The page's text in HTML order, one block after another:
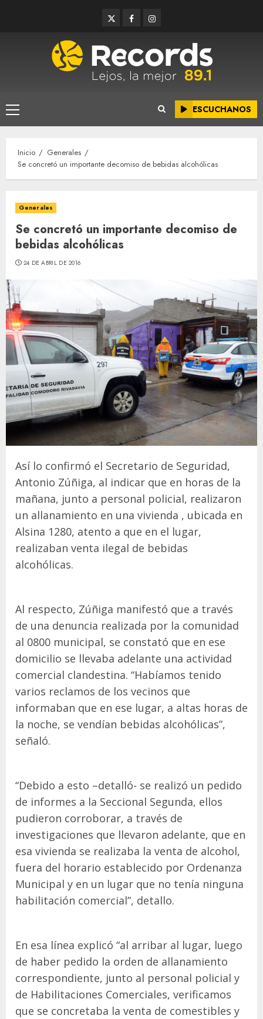
TwitterFacebookInstagram
Menú
principal
ESCUCHANOS
Inicio
Generales
Se concretó un importante decomiso de bebidas alcohólicas
Generales
Se concretó un importante decomiso de
bebidas alcohólicas
24 DE ABRIL DE 2016
Así lo confirmó el Secretario de Seguridad,
Antonio Zúñiga, al indicar que en horas de la
mañana, junto a personal policial, realizaron
un allanamiento en una vivienda , ubicada en
Alsina 1280, atento a que en el lugar,
realizaban venta ilegal de bebidas
alcohólicas.
Al respecto, Zúñiga manifestó que a través
de una denuncia realizada por la comunidad
al 0800 municipal, se constató que en ese
domicilio se llevaba adelante una actividad
comercial clandestina. “Habíamos tenido
varios reclamos de los vecinos que
informaban que en ese lugar, a altas horas de
la noche, se vendían bebidas alcohólicas”,
señaló.
“Debido a esto –detalló- se realizó un pedido
de informes a la Seccional Segunda, ellos
pudieron corroborar, a través de
investigaciones que llevaron adelante, que en
esa vivienda se realizaba la venta de alcohol,
fuera del horario establecido por Ordenanza
Municipal y en un lugar que no tenía ninguna
habilitación comercial”, detallo.
En esa línea explicó “al arribar al lugar, luego
de haber pedido la orden de allanamiento
correspondiente, junto al personal policial y
de Habilitaciones Comerciales, verificamos
que se concretaba la venta de comestibles y